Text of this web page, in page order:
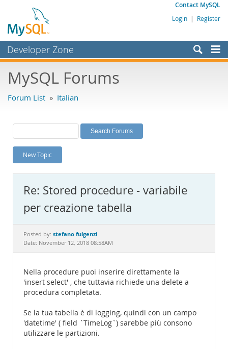
Contact MySQL
Login | Register
Developer Zone
Bugs
Labs
Planet MySQL
News and Events
MySQL.com
Downloads
Documentation
MySQL Forums
Forum List » Italian
New Topic
Re: Stored procedure - variabile
per creazione tabella
Posted by: stefano fulgenzi
Date: November 12, 2018 08:58AM
Nella procedure puoi inserire direttamente la
'insert select' , che tuttavia richiede una delete a
procedura completata.
Se la tua tabella è di logging, quindi con un campo
'datetime' ( field `TimeLog`) sarebbe più consono
utilizzare le partizioni.